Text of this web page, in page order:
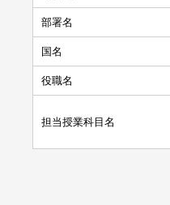
部署名
国名
役職名
担当授業科目名